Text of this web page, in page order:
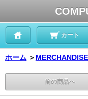
カート
ホーム ＞ MERCHANDISE
前の商品へ